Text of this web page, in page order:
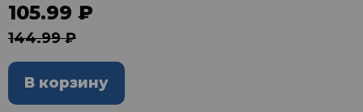
105.99 ₽
144.99 ₽
В корзину